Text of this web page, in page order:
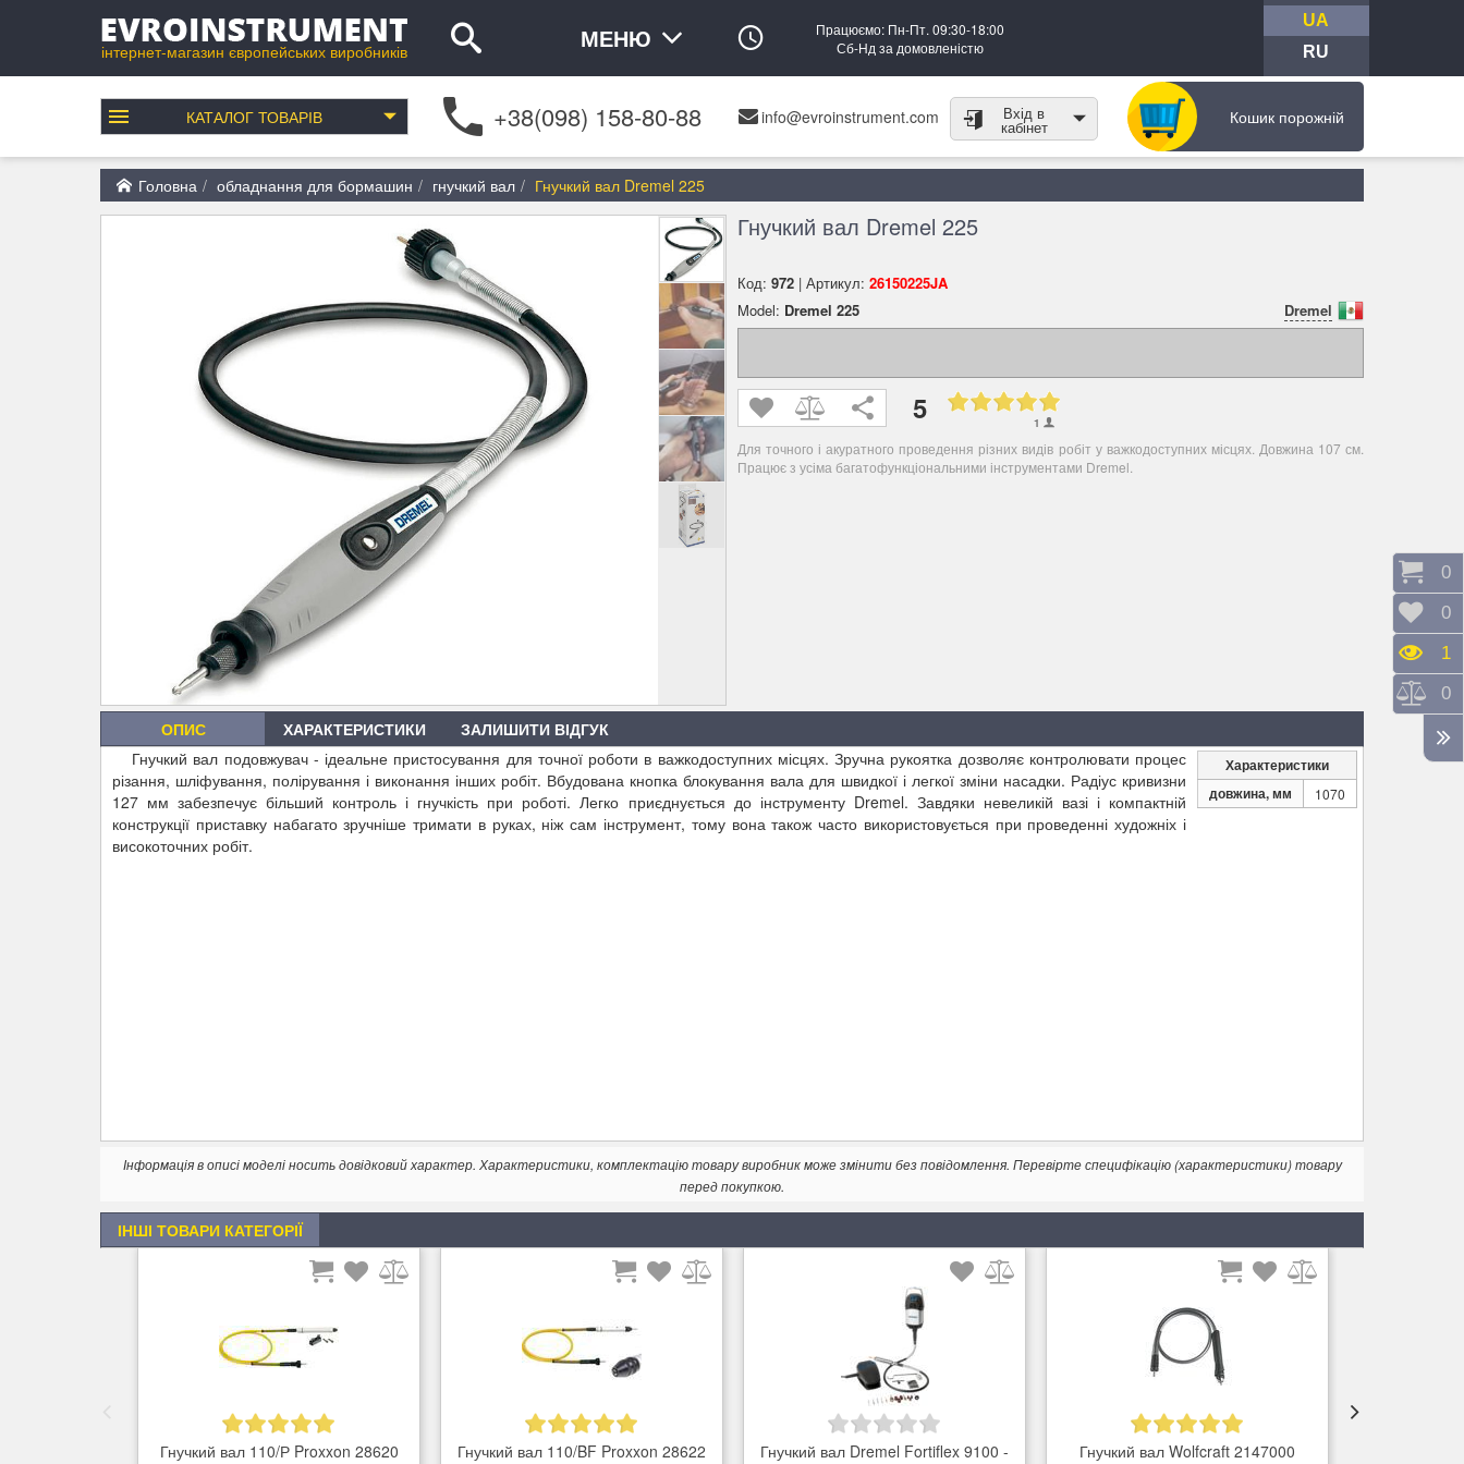
інтернет-магазин європейських виробників МЕНЮ
Працюємо: Пн-Пт. 09:30-18:00
Сб-Нд за домовленістю
UA
RU
КАТАЛОГ ТОВАРІВ +38(098) 158-80-88 info@evroinstrument.com Вхід в
кабінет Кошик порожній
Головна обладнання для бормашин гнучкий вал Гнучкий вал Dremel 225
Гнучкий вал Dremel 225
Код: 972 | Артикул: 26150225JA
Model: Dremel 225 Dremel
5 1
Для точного і акуратного проведення різних видів робіт у важкодоступних місцях. Довжина 107 см.
Працює з усіма багатофункціональними інструментами Dremel.
ОПИС ХАРАКТЕРИСТИКИ ЗАЛИШИТИ ВІДГУК
Характеристики
довжина, мм
1070
Гнучкий вал подовжувач - ідеальне пристосування для точної роботи в важкодоступних місцях. Зручна рукоятка дозволяє контролювати процес
різання, шліфування, полірування і виконання інших робіт. Вбудована кнопка блокування вала для швидкої і легкої зміни насадки. Радіус кривизни
127 мм забезпечує більший контроль і гнучкість при роботі. Легко приєднується до інструменту Dremel. Завдяки невеликій вазі і компактній
конструкції приставку набагато зручніше тримати в руках, ніж сам інструмент, тому вона також часто використовується при проведенні художніх і
високоточних робіт.
Інформація в описі моделі носить довідковий характер. Характеристики, комплектацію товару виробник може змінити без повідомлення. Перевірте специфікацію (характеристики) товару
перед покупкою.
ІНШІ ТОВАРИ КАТЕГОРІЇ
Гнучкий вал 110/Р Proxxon 28620 Гнучкий вал 110/BF Proxxon 28622
Гнучкий вал Dremel Fortiflex 9100 -
Гнучкий вал Wolfcraft 2147000
0
0
1
0